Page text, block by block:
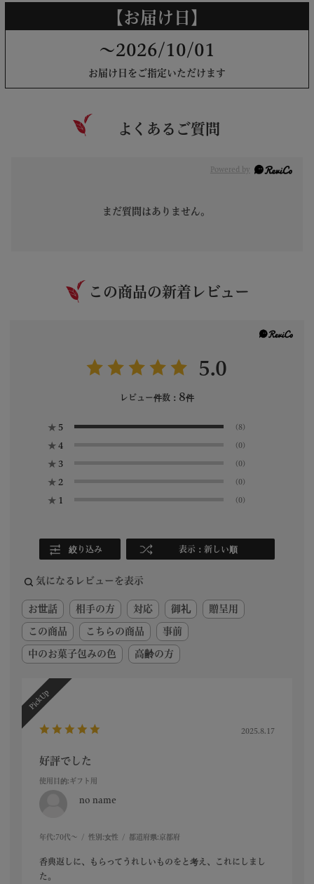
【お届け日】
～2026/10/01
お届け日をご指定いただけます
よくあるご質問
Powered by
まだ質問はありません。
この商品の新着レビュー
5.0
レビュー件数： 8件
★ 5 (8)
★ 4 (0)
★ 3 (0)
★ 2 (0)
★ 1 (0)
絞り込み 表示：新しい順
気になるレビューを表示
お世話 相手の方 対応 御礼 贈呈用
この商品 こちらの商品 事前
中のお菓子包みの色 高齢の方
2025.8.17
好評でした
使用目的:ギフト用
no name
年代: 70代～ 性別:女性 都道府県: 京都府
香典返しに、もらってうれしいものをと考え、これにしまし
た。